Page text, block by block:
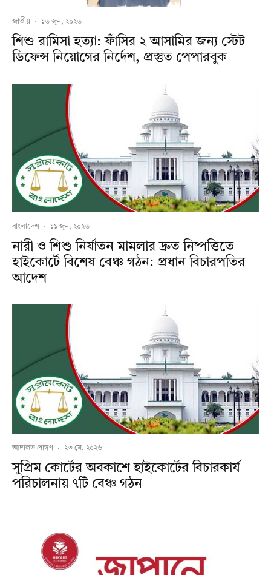
জাতীয় · ১৬ জুন, ২০২৬
শিশু রামিসা হত্যা: ফাঁসির ২ আসামির জন্য স্টেট
ডিফেন্স নিয়োগের নির্দেশ, প্রস্তুত পেপারবুক
বাংলাদেশ · ১১ জুন, ২০২৬
নারী ও শিশু নির্যাতন মামলার দ্রুত নিষ্পত্তিতে
হাইকোর্টে বিশেষ বেঞ্চ গঠন: প্রধান বিচারপতির
আদেশ
আদালত প্রাঙ্গণ · ২৩ মে, ২০২৬
সুপ্রিম কোর্টের অবকাশে হাইকোর্টের বিচারকার্য
পরিচালনায় ৭টি বেঞ্চ গঠন